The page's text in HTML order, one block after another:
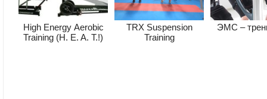
High Energy Аerobic
Training (H. E. A. T.!)
TRX Suspension
Training
ЭМС –